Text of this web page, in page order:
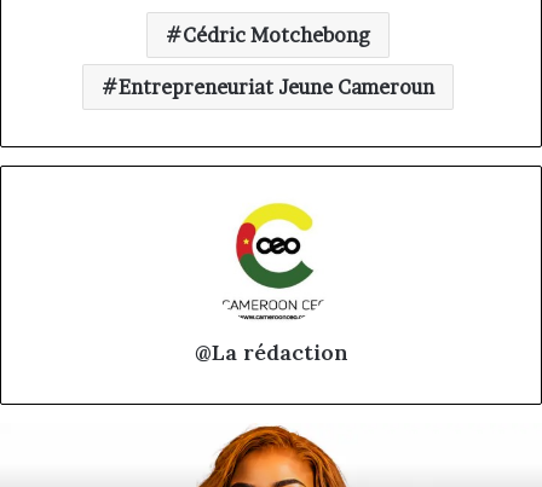
Cédric Motchebong
Entrepreneuriat Jeune Cameroun
@La rédaction